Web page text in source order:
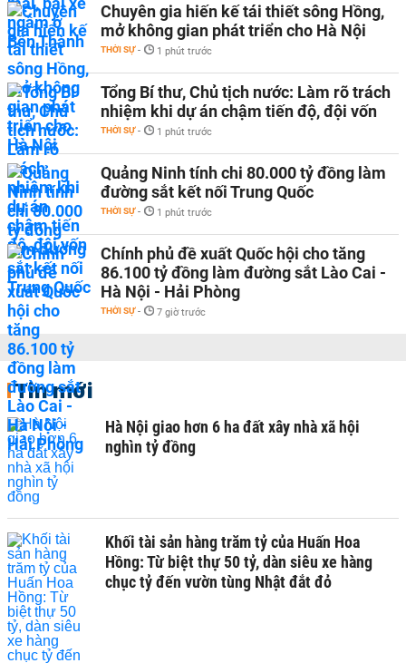
Chuyên gia hiến kế tái thiết sông Hồng,
mở không gian phát triển cho Hà Nội
THỜI SỰ - 1 phút trước
Tổng Bí thư, Chủ tịch nước: Làm rõ trách
nhiệm khi dự án chậm tiến độ, đội vốn
THỜI SỰ - 1 phút trước
Quảng Ninh tính chi 80.000 tỷ đồng làm
đường sắt kết nối Trung Quốc
THỜI SỰ - 1 phút trước
Chính phủ đề xuất Quốc hội cho tăng
86.100 tỷ đồng làm đường sắt Lào Cai -
Hà Nội - Hải Phòng
THỜI SỰ - 7 giờ trước
Tin mới
Hà Nội giao hơn 6 ha đất xây nhà xã hội
nghìn tỷ đồng
Khối tài sản hàng trăm tỷ của Huấn Hoa
Hồng: Từ biệt thự 50 tỷ, dàn siêu xe hàng
chục tỷ đến vườn tùng Nhật đắt đỏ